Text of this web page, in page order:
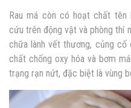
Rau má còn có hoạt chất tên
cứu trên động vật và phòng thí
chữa lành vết thương, củng cố
chất chống oxy hóa và bơm
trạng rạn nứt, đặc biệt là vùng